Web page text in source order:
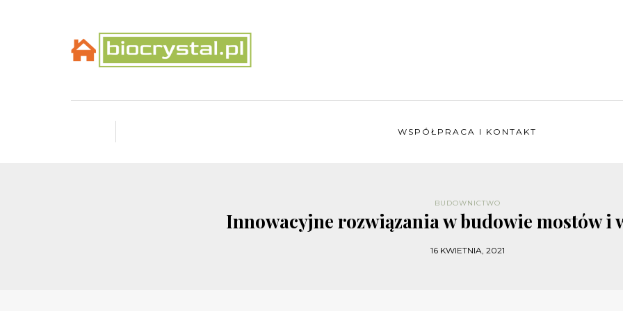
WSPÓŁPRACA I KONTAKT
BUDOWNICTWO
Innowacyjne rozwiązania w budowie mostów i
16 KWIETNIA, 2021